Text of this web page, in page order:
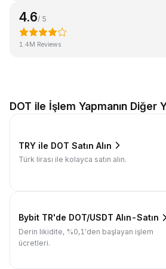
4.6/ 5
1.4M Reviews
DOT ile İşlem Yapmanın Diğer
TRY ile DOT Satın Alın
Türk lirası ile kolayca satın alın.
Bybit TR'de DOT/USDT Alın-Satın
Derin likidite, %0,1'den başlayan işlem
ücretleri.